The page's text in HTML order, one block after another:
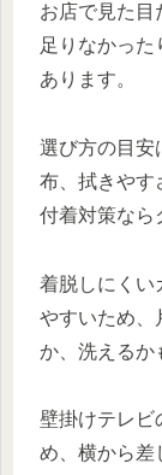
お店で見た目
足りなかっ
あります。
選び方の目安
布、拭きやす
付着対策なら
着脱しにくい
やすいため、
か、洗えるか
壁掛けテレビ
め、横から差